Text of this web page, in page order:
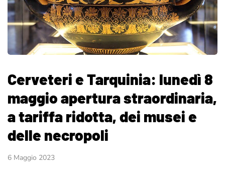
Cerveteri e Tarquinia: lunedì 8
maggio apertura straordinaria,
a tariffa ridotta, dei musei e
delle necropoli
6 Maggio 2023